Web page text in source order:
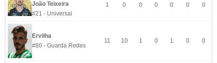
João Teixeira
#21 - Universal
1 0 0 0 0 0 0
Ervilha
#80 - Guarda Redes
11 10 1 0 1 0 0